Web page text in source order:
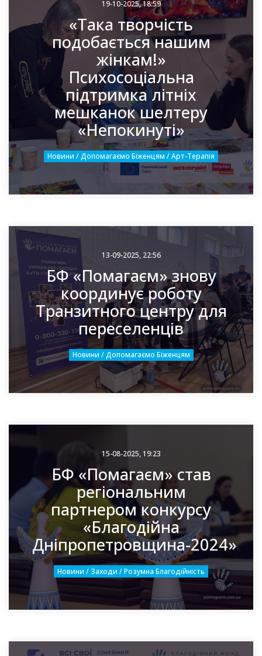
19-10-2025, 18:59
«Така творчість
подобається нашим
жінкам!»
Психосоціальна
підтримка літніх
мешканок шелтеру
«Непокинуті»
Новини / Допомагаємо Біженцям / Арт-Терапія
13-09-2025, 22:56
БФ «Помагаєм» знову
координує роботу
Транзитного центру для
переселенців
Новини / Допомагаємо Біженцям
15-08-2025, 19:23
БФ «Помагаєм» став
регіональним
партнером конкурсу
«Благодійна
Дніпропетровщина-2024»
Новини / Заходи / Розумна Благодійність